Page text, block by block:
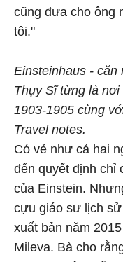
cũng đưa cho ông
tôi."
Einsteinhaus - căn
Thụy Sĩ từng là
1903-1905 cùng
Travel notes.
Có vẻ như cả hai
đến quyết định chỉ
của Einstein.
cựu giáo sư lịch
xuất bản năm
Mileva. Bà cho